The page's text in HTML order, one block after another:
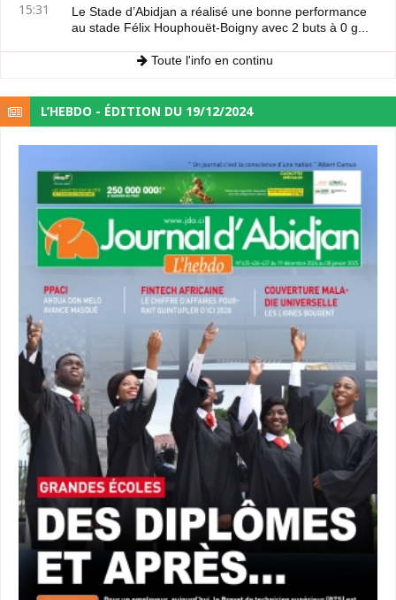
15:31
Le Stade d’Abidjan a réalisé une bonne performance
au stade Félix Houphouët-Boigny avec 2 buts à 0 g...
Toute l'info en continu
L’HEBDO - ÉDITION DU 19/12/2024